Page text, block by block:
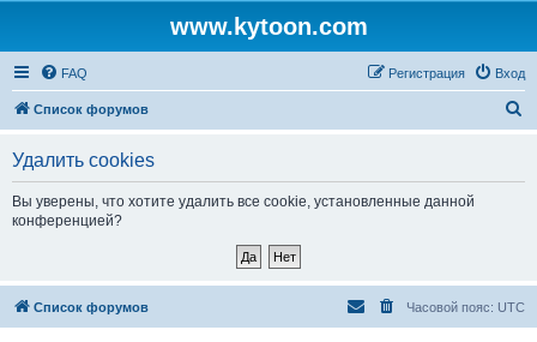
www.kytoon.com
FAQ Вход
Регистрация
Список форумов
Удалить cookies
Вы уверены, что хотите удалить все cookie, установленные данной
конференцией?
Список форумов Часовой пояс: UTC